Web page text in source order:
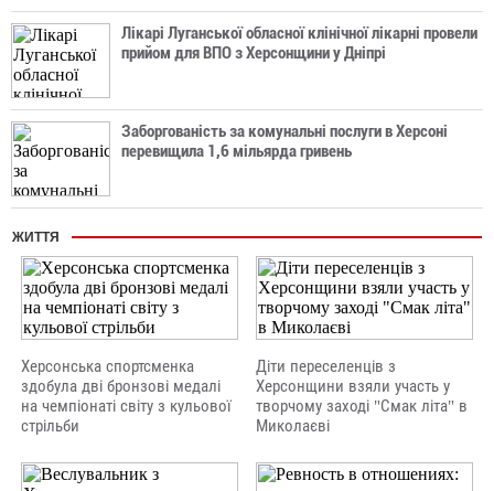
Лікарі Луганської обласної клінічної лікарні провели
прийом для ВПО з Херсонщини у Дніпрі
Заборгованість за комунальні послуги в Херсоні
перевищила 1,6 мільярда гривень
ЖИТТЯ
Херсонська спортсменка
здобула дві бронзові медалі
на чемпіонаті світу з кульової
стрільби
Діти переселенців з
Херсонщини взяли участь у
творчому заході "Смак літа" в
Миколаєві